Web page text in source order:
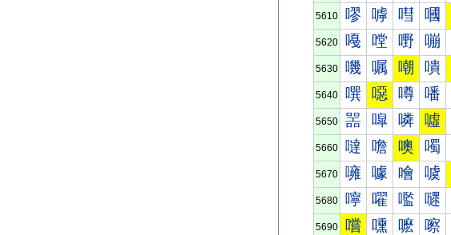
5610 嘐 嘑 嘒 嘓
5620 嘠 嘡 嘢 嘣
5630 嘰 嘱 嘲 嘳
5640 噀 噁 噂 噃
5650 噐 噑 噒 噓
5660 噠 噡 噢 噣
5670 噰 噱 噲 噳
5680 嚀 嚁 嚂 嚃
5690 嚐 嚑 嚒 嚓